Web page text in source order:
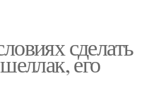
сделать
его